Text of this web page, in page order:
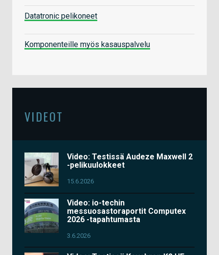
Datatronic pelikoneet
Komponenteille myös kasauspalvelu
VIDEOT
Video: Testissä Audeze Maxwell 2
-pelikuulokkeet
15.6.2026
Video: io-techin
messuosastoraportit Computex
2026 -tapahtumasta
3.6.2026